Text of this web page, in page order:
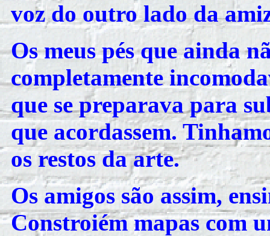
voz do outro lado da
Os meus pés que ainda
completamente
que se preparava para
que acordassem.
os restos da arte.
Os amigos são assim,
Constroiém mapas com